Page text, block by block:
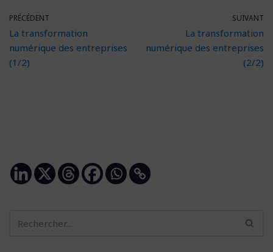
PRÉCÉDENT
La transformation
numérique des entreprises
(1/2)
SUIVANT
La transformation
numérique des entreprises
(2/2)